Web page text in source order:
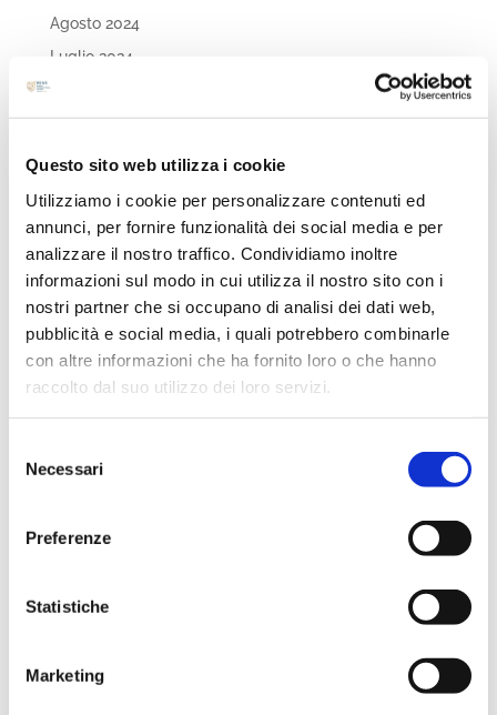
Questo sito web utilizza i cookie
Utilizziamo i cookie per personalizzare contenuti ed
annunci, per fornire funzionalità dei social media e per
analizzare il nostro traffico. Condividiamo inoltre
informazioni sul modo in cui utilizza il nostro sito con i
nostri partner che si occupano di analisi dei dati web,
pubblicità e social media, i quali potrebbero combinarle
con altre informazioni che ha fornito loro o che hanno
raccolto dal suo utilizzo dei loro servizi.
delNecessari
Preferenze
Statistiche
Marketing
Agosto 2024
Luglio 2024
Maggio 2024
Aprile 2024
Marzo 2024
Dicembre 2023
Settembre 2023
Agosto 2023
Maggio 2023
Aprile 2023
Marzo 2023
Febbraio 2022